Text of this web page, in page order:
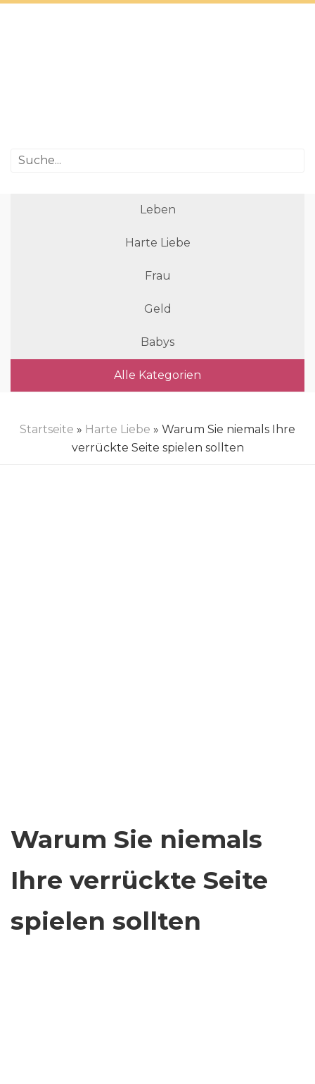
Leben
Harte Liebe
Frau
Geld
Babys
Alle Kategorien
Startseite » Harte Liebe » Warum Sie niemals Ihre
verrückte Seite spielen sollten
Warum Sie niemals
Ihre verrückte Seite
spielen sollten